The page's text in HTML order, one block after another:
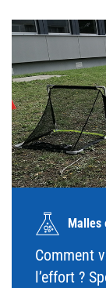
Malles
Comment
l’effort ?